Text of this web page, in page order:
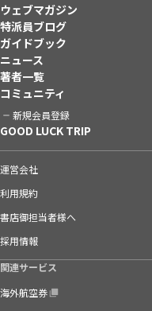
ウェブマガジン
特派員ブログ
ガイドブック
ニュース
著者一覧
コミュニティ
新規会員登録
GOOD LUCK TRIP
運営会社
利用規約
書店御担当者様へ
採用情報
関連サービス
海外航空券